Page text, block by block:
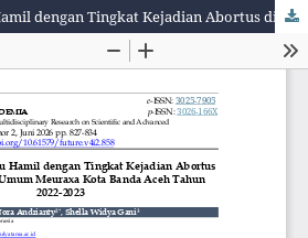
Hubungan Usia Ibu Hamil dengan Tingkat Kejadian Abortus di Rumah Sakit Umum Meuraxa Kota Banda Aceh Tahun 2022-2023